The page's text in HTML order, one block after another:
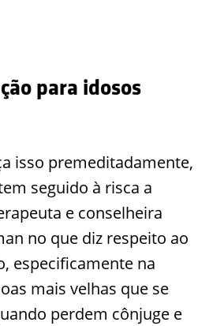
para idosos
isso premeditadamente,
seguido à risca a
e conselheira
no que diz respeito ao
especificamente na
mais velhas que se
perdem cônjuge e